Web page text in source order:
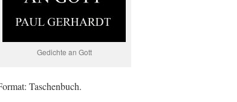
Gedichte an Gott
Taschenbuch.